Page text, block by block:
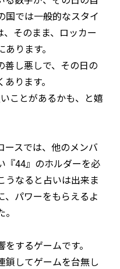
国では一般的なスタイ
そのまま、ロッカー
ります。
善し悪しで、その日の
ります。
ことがあるかも、と嬉
ースでは、他のメンバ
『44』のホルダーを必
うなると占いは出来ま
、パワーをもらえるよ
するゲームです。
鎖してゲームを台無し